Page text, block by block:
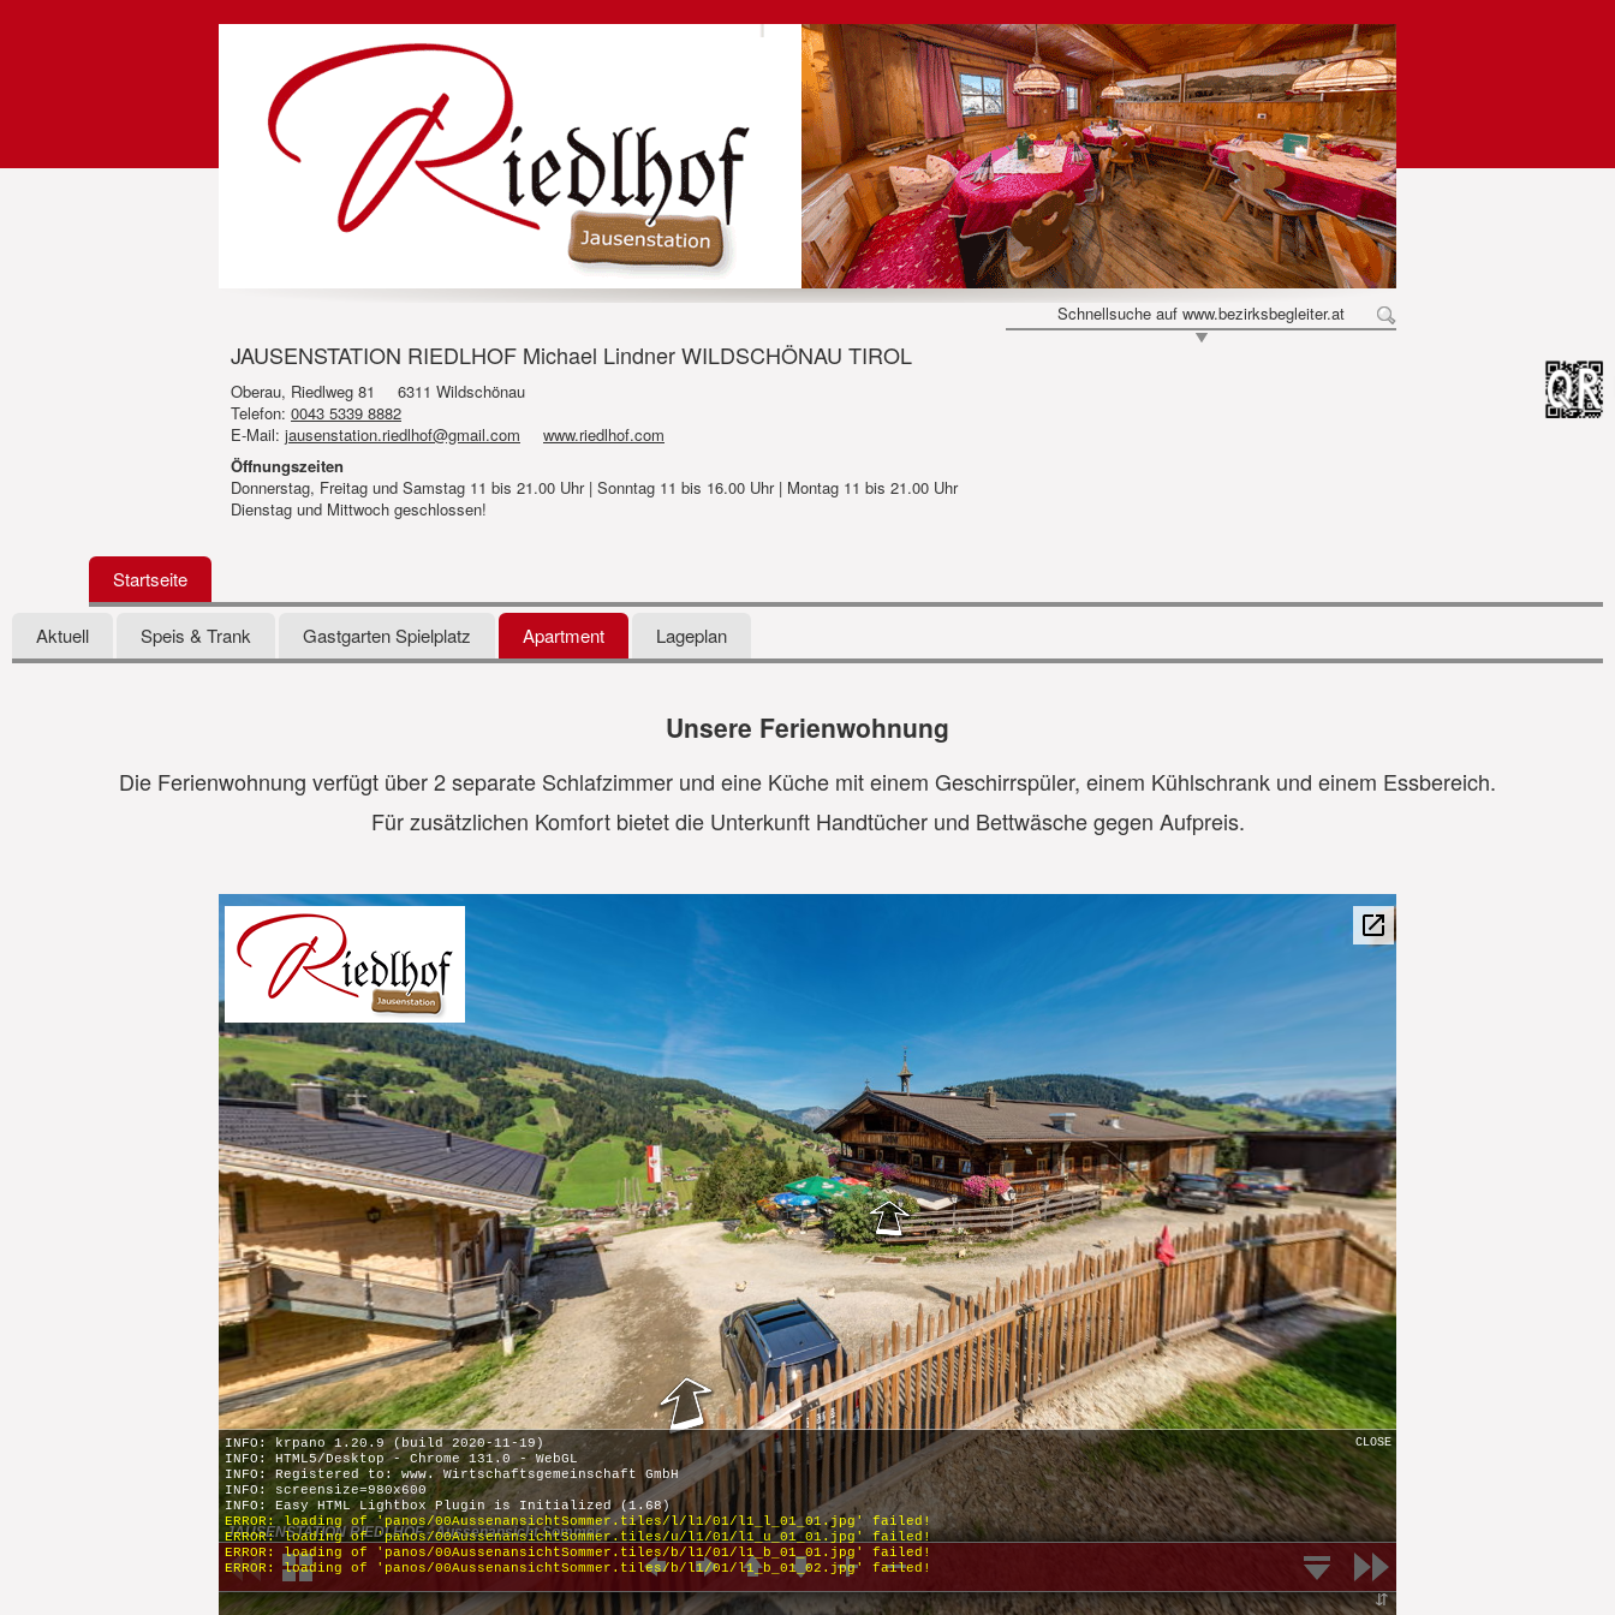
Schnellsuche auf www.bezirksbegleiter.at
JAUSENSTATION RIEDLHOF Michael Lindner WILDSCHÖNAU TIROL
Oberau, Riedlweg 81
6311 Wildschönau
Telefon: 0043 5339 8882
E-Mail: jausenstation.riedlhof@gmail.com
www.riedlhof.com
Öffnungszeiten
Donnerstag, Freitag und Samstag 11 bis 21.00 Uhr | Sonntag 11 bis 16.00 Uhr | Montag 11 bis 21.00 Uhr
Dienstag und Mittwoch geschlossen!
Startseite
Aktuell Speis & Trank Gastgarten Spielplatz Apartment Lageplan
Unsere Ferienwohnung
Die Ferienwohnung verfügt über 2 separate Schlafzimmer und eine Küche mit einem Geschirrspüler, einem Kühlschrank und einem Essbereich.
Für zusätzlichen Komfort bietet die Unterkunft Handtücher und Bettwäsche gegen Aufpreis.